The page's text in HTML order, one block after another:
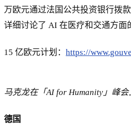
万欧元通过法国公共投资银行拨
详细讨论了 AI 在医疗和交通方面
15 亿欧元计划： https://
马克龙在「AI for Humanity」峰会
德国